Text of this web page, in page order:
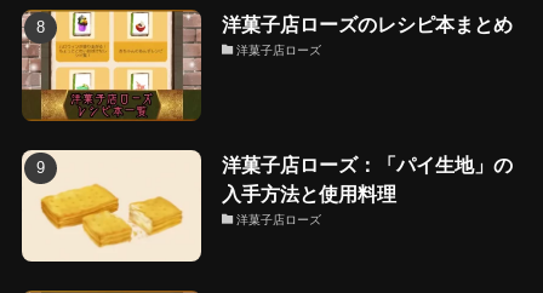
洋菓子店ローズのレシピ本まとめ
洋菓子店ローズ
洋菓子店ローズ：「パイ生地」の
入手方法と使用料理
洋菓子店ローズ